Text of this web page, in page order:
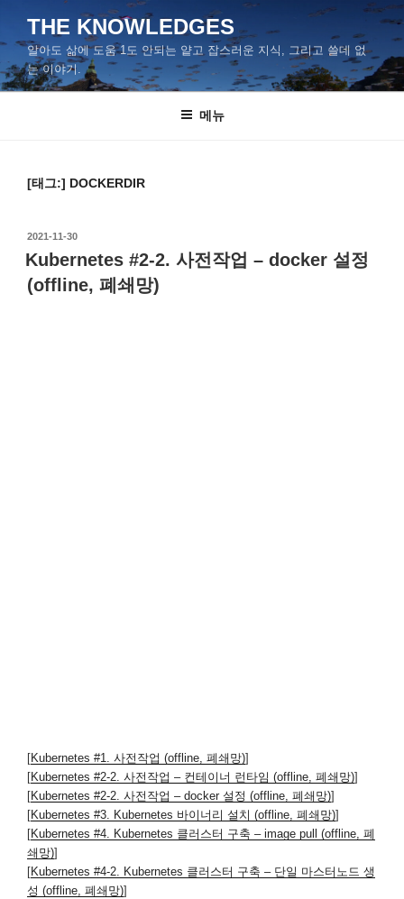
로
바
THE KNOWLEDGES
알아도 삶에 도움 1도 안되는 얕고 잡스러운 지식, 그리고 쓸데 없
는 이야기.
메뉴
[태그:] DOCKERDIR
작
성
일
자
2021-11-30
Kubernetes #2-2. 사전작업 – docker 설정
(offline, 폐쇄망)
[Kubernetes #1. 사전작업 (offline, 폐쇄망)]
[Kubernetes #2-2. 사전작업 – 컨테이너 런타임 (offline, 폐쇄망)]
[Kubernetes #2-2. 사전작업 – docker 설정 (offline, 폐쇄망)]
[Kubernetes #3. Kubernetes 바이너리 설치 (offline, 폐쇄망)]
[Kubernetes #4. Kubernetes 클러스터 구축 – image pull (offline, 폐
쇄망)]
[Kubernetes #4-2. Kubernetes 클러스터 구축 – 단일 마스터노드 생
성 (offline, 폐쇄망)]